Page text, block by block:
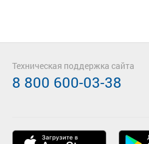
Техническая поддержка сайта
8 800 600-03-38